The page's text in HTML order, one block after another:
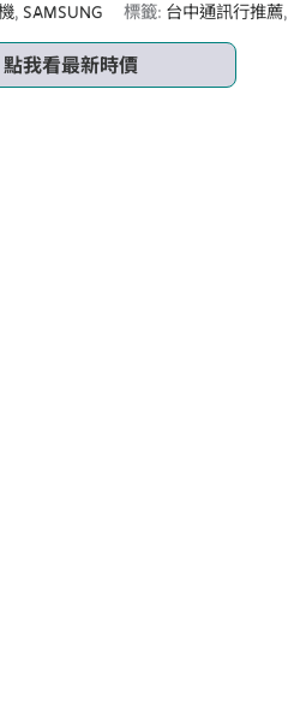
, SAMSUNG 標籤: 台中通訊行推薦,
點我看最新時價